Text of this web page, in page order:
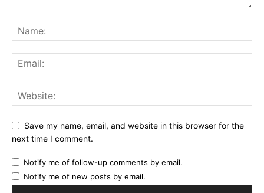
Save my name, email, and website in this browser for the
next time I comment.
Notify me of follow-up comments by email.
Notify me of new posts by email.